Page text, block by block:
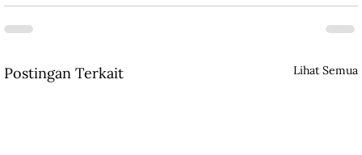
Postingan Terkait Lihat Semua